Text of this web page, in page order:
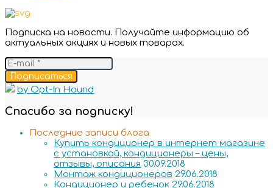
Подписка на новости. Получайте информацию об
актуальных акциях и новых товарах.
Подписаться
by Opt-In Hound
Спасибо за подписку!
Последние записи блога
Купить кондиционер в интернет магазине
с установкой, кондиционеры – цены,
отзывы, описания 30.09.2018
Монтаж кондиционеров 29.06.2018
Кондиционер и ребенок 29.06.2018